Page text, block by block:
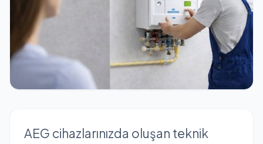
AEG cihazlarınızda oluşan teknik